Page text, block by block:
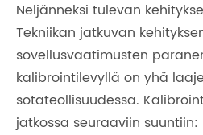
Neljänneksi tulevan
Tekniikan jatkuvan
sovellusvaatimusten
kalibrointilevyllä on yhä
sotateollisuudessa.
jatkossa seuraaviin suuntiin: